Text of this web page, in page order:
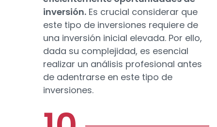
inversión. Es crucial considerar que
este tipo de inversiones requiere de
una inversión inicial elevada. Por ello,
dada su complejidad, es esencial
realizar un análisis profesional antes
de adentrarse en este tipo de
inversiones.